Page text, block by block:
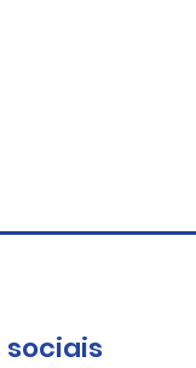
sociais